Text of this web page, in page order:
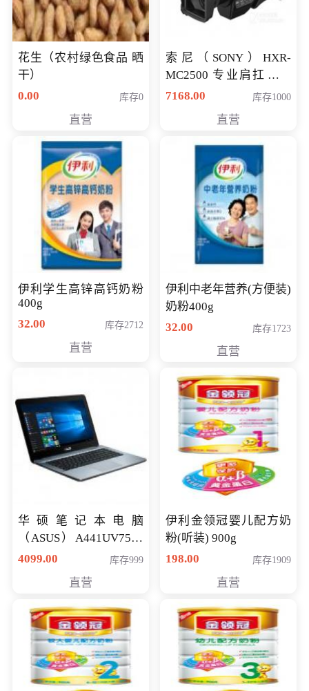
花生（农村绿色食品 晒
干）
0.00
库存0
直营
索尼（SONY）HXR-
MC2500 专业肩扛式存
储卡全高清摄录一体机
清入门级摄像机
7168.00 库存1000
直营
伊利学生高锌高钙奶粉
400g
32.00
库存2712
直营
伊利中老年营养(方便装)
奶粉400g
32.00
库存1723
直营
华硕笔记本电脑
（ASUS）A441UV7500
顽石（7代i7-7500U 4G
4099.00 库存999
直营
伊利金领冠婴儿配方奶
粉(听装) 900g
198.00
库存1909
直营